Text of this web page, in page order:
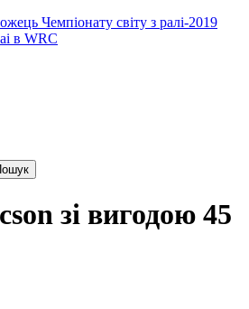
Чемпіонату світу з ралі-2019
в WRC
зі вигодою 45